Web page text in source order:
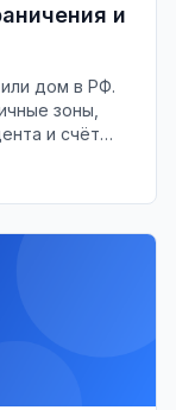
и
дом в РФ.
зоны,
и счёт